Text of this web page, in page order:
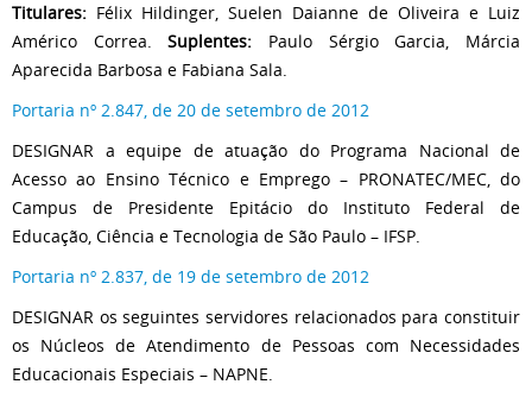
Titulares: Félix Hildinger, Suelen Daianne de Oliveira e Luiz
Américo Correa.Suplentes: Paulo Sérgio Garcia, Márcia
Aparecida Barbosa e Fabiana Sala.
Portaria nº 2.847, de 20 de setembro de 2012
DESIGNAR a equipe de atuação do Programa Nacional de
Acesso ao Ensino Técnico e Emprego – PRONATEC/MEC, do
Campus de Presidente Epitácio do Instituto Federal de
Educação, Ciência e Tecnologia de São Paulo – IFSP.
Portaria nº 2.837, de 19 de setembro de 2012
DESIGNAR os seguintes servidores relacionados para constituir
os Núcleos de Atendimento de Pessoas com Necessidades
Educacionais Especiais – NAPNE.